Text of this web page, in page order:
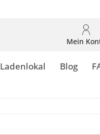
Mein
Ladenlokal Blog